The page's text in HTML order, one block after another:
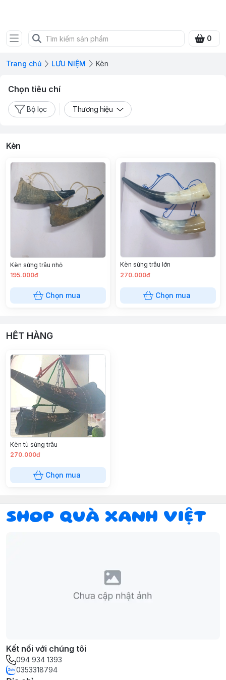
0
Trang chủ LƯU NIỆM Kèn
Chọn tiêu chí
Bộ lọc Thương hiệu
Kèn
Kèn sừng trâu nhỏ
195.000đ
Chọn mua
Kèn sừng trâu lớn
270.000đ
Chọn mua
HẾT HÀNG
Kèn tù sừng trâu
270.000đ
Chọn mua
SHOP QUÀ XANH VIỆT
Kết nối với chúng tôi
094 934 1393
0353318794